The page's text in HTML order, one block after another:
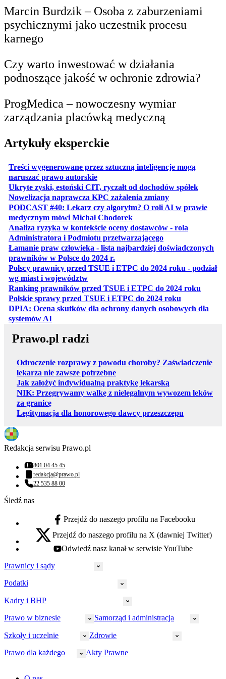
Marcin Burdzik – Osoba z zaburzeniami
psychicznymi jako uczestnik procesu
karnego
Czy warto inwestować w działania
podnoszące jakość w ochronie zdrowia?
ProgMedica – nowoczesny wymiar
zarządzania placówką medyczną
Artykuły eksperckie
Treści wygenerowane przez sztuczną inteligencje mogą
naruszać prawo autorskieotwiera się w nowej karcie
Ukryte zyski, estoński CIT, ryczałt od dochodów spółekotwiera
Nowelizacja naprawcza KPC zażalenia zmianyotwiera się w
PODCAST #40: Lekarz czy algorytm? O roli AI w prawie
medycznym mówi Michał Chodorekotwiera się w nowej karcie
Analiza ryzyka w kontekście oceny dostawców - rola
Administratora i Podmiotu przetwarzającegootwiera się w
Łamanie praw człowieka - lista najbardziej doświadczonych
prawników w Polsce do 2024 r.
Polscy prawnicy przed TSUE i ETPC do 2024 roku - podział
wg miast i województwotwiera się w nowej karcie
Ranking prawników przed TSUE i ETPC do 2024 roku
Polskie sprawy przed TSUE i ETPC do 2024 roku
DPIA: Ocena skutków dla ochrony danych osobowych dla
systemów AIotwiera się w nowej karcie
Prawo.pl radzi
Odroczenie rozprawy z powodu choroby? Zaświadczenie
lekarza nie zawsze potrzebne
Jak założyć indywidualną praktykę lekarską
NIK: Przegrywamy walkę z nielegalnym wywozem leków
za granicę
Legitymacja dla honorowego dawcy przeszczepu
Redakcja serwisu Prawo.pl
Numer telefonu:
801 04 45 45
Adres email:
redakcja@prawo.pl
Numer telefonu:
22 535 88 00
Śledź nas
facebook - otwiera się w nowej karcie
Przejdź do naszego profilu na Facebooku
x - otwiera się w nowej karcie
Przejdź do naszego profilu na X (dawniej Twitter)
youtube - otwiera się w nowej karcie
Odwiedź nasz kanał w serwisie YouTube
Prawnicy i sądy
Prawnicy
Policja
Strefa aplikanta
Sędziowie
Podatki
CIT
Akcyza
Rachunkowość
Kadry i BHP
HR
Ubezpieczenia społeczne
Prawo w biznesie
Małe i średnie firmy
Samorząd i administracja
Bezpieczeństwo publiczne
Szkoły i uczelnie Zdrowie
Prawo dla każdego Akty Prawne